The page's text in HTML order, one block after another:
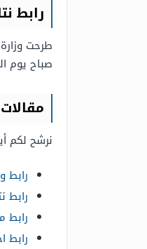
رابط
طرحت
صباح يوم
نرشح لكم
رابط
رابط
رابط